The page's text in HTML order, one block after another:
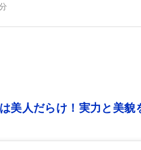
美人だらけ！実力と美